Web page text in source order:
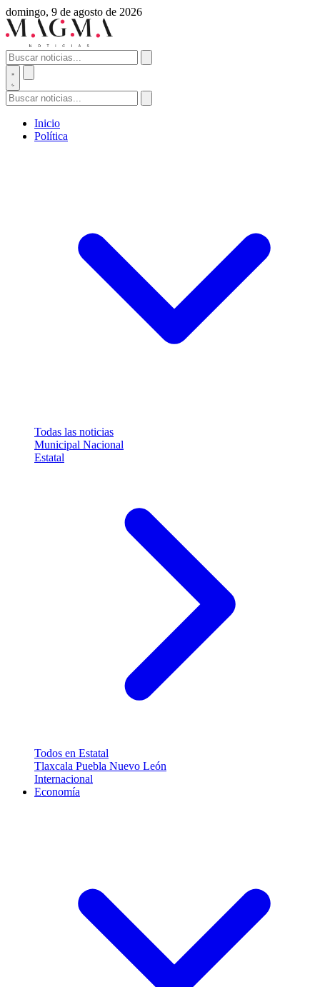
domingo, 9 de agosto de 2026
Inicio
Política
Todas las noticias
Municipal Nacional
Estatal
Todos en Estatal
Tlaxcala Puebla Nuevo León
Internacional
Economía